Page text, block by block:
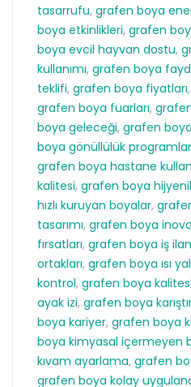
tasarrufu, grafen boya
boya etkinlikleri, grafen
boya evcil hayvan dostu,
kullanımı, grafen boya
teklifi, grafen boya fiyatları,
grafen boya fuarları,
boya geleceği, grafen
boya gönüllülük
grafen boya hastane
kalitesi, grafen boya
hızlı kuruyan boyalar,
tasarımı, grafen boya
fırsatları, grafen boya iş
ortakları, grafen boya ısı
kontrol, grafen boya kalitesi
ayak izi, grafen boya
boya kariyer, grafen boya
boya kimyasal içermeyen
kıvam ayarlama, grafen
grafen boya kolay